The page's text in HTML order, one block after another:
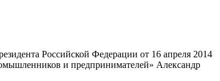
Российской Федерации от 16 апреля 2014
и предпринимателей» Александр